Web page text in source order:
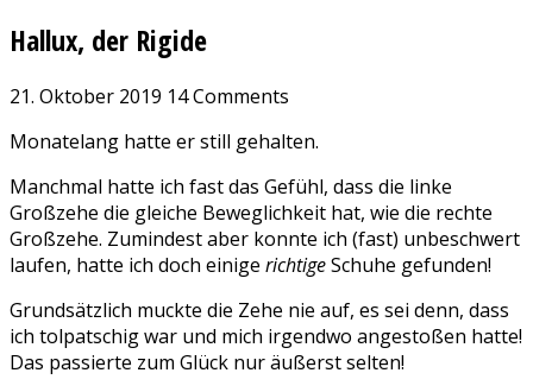
Hallux, der Rigide
21. Oktober 2019 14 Comments
Monatelang hatte er still gehalten.
Manchmal hatte ich fast das Gefühl, dass die linke
Großzehe die gleiche Beweglichkeit hat, wie die rechte
Großzehe. Zumindest aber konnte ich (fast) unbeschwert
laufen, hatte ich doch einige richtigeSchuhe gefunden!
Grundsätzlich muckte die Zehe nie auf, es sei denn, dass
ich tolpatschig war und mich irgendwo angestoßen hatte!
Das passierte zum Glück nur äußerst selten!